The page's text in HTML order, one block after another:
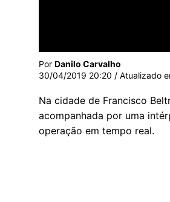
Por Danilo Carvalho
30/04/2019 20:20 / Atualizado
Na cidade de Francisco
acompanhada por uma
operação em tempo real.